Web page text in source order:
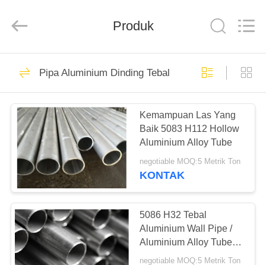
RUMAH
PRODUK
TENTANG
KAMI
TUR
PABRIK
KONTROL
Material
Batang Bulat Padat
Aluminium
7075 Aluminium
Round Bar
21
Produk
Pipa Aluminium Dinding Tebal
Kemampuan Las Yang
Baik 5083 H112 Hollow
Aluminium Alloy Tube
negotiable MOQ:5 Metrik Ton
KONTAK
5086 H32 Tebal
Aluminium Wall Pipe /
Aluminium Alloy Tube
Bagus Las
negotiable MOQ:5 Metrik Ton